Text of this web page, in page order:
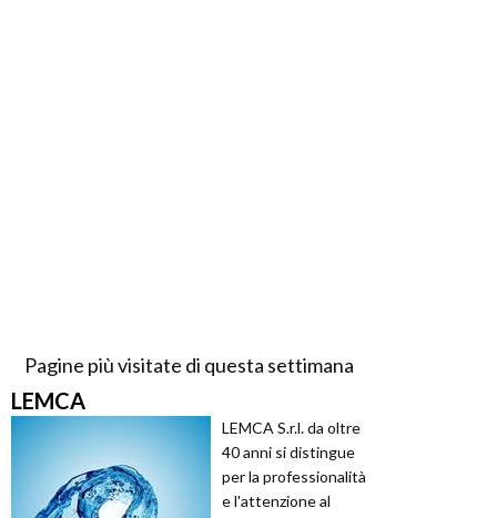
Pagine più visitate di questa settimana
LEMCA
LEMCA S.r.l. da oltre
40 anni si distingue
per la professionalità
e l'attenzione al